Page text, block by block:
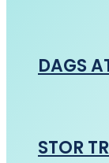
DAGS
STOR